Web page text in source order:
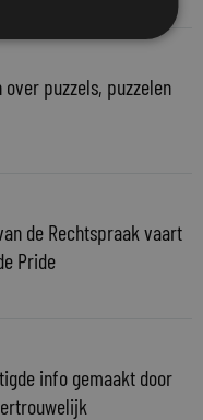
over puzzels, puzzelen
de Rechtspraak vaart
Pride
info gemaakt door